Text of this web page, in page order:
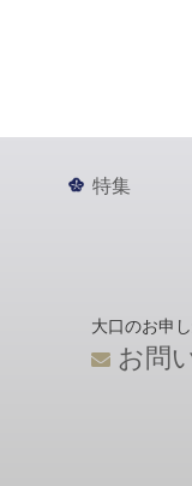
特集
大口のお申
お問